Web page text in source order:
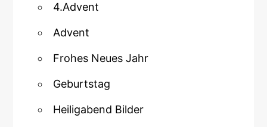
4.Advent
Advent
Frohes Neues Jahr
Geburtstag
Heiligabend Bilder